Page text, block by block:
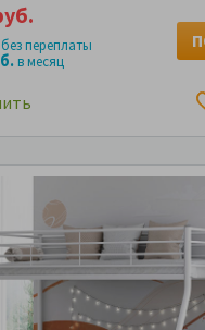
переплаты
в месяц